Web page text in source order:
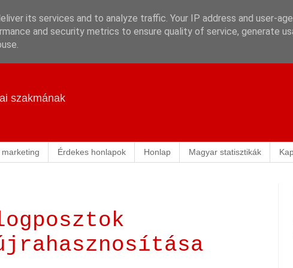
szakmának
Érdekes honlapok Honlap Magyar statisztikák
its services and to analyze traffic. Your IP address and user-
and security metrics to ensure quality of service, generate